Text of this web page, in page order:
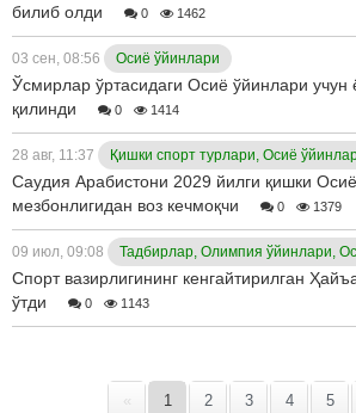
билиб олди
0 1462
03 сен, 08:56 Осиё ўйинлари
Ўсмирлар ўртасидаги Осиё ўйинлари
қилинди
0 1414
28 авг, 11:37 Қишки спорт турлари, Осиё
Саудия Арабистони 2029 йилги қишки
мезбонлигидан воз кечмоқчи
0 1379
09 июл, 09:08 Тадбирлар, Олимпия ўйинлари,
Спорт вазирлигининг кенгайтирилган
ўтди
0 1143
« 1 2 3 4 5